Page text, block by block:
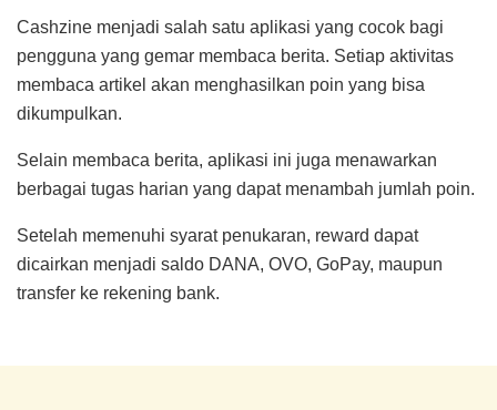
Cashzine menjadi salah satu aplikasi yang cocok bagi
pengguna yang gemar membaca berita. Setiap aktivitas
membaca artikel akan menghasilkan poin yang bisa
dikumpulkan.
Selain membaca berita, aplikasi ini juga menawarkan
berbagai tugas harian yang dapat menambah jumlah poin.
Setelah memenuhi syarat penukaran, reward dapat
dicairkan menjadi saldo DANA, OVO, GoPay, maupun
transfer ke rekening bank.